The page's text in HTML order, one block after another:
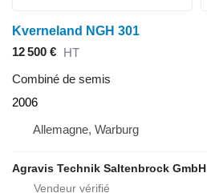
Kverneland NGH 301
12 500 € HT
Combiné de semis
2006
Allemagne, Warburg
Agravis Technik Saltenbrock GmbH